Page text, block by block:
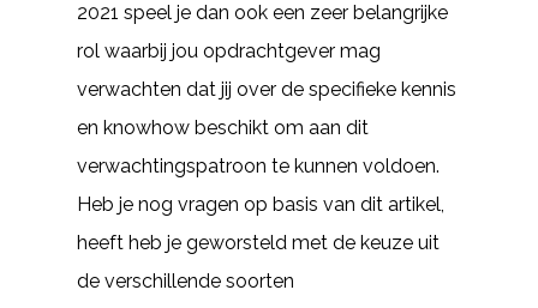
2021 speel je dan ook een zeer belangrijke
rol waarbij jou opdrachtgever mag
verwachten dat jij over de specifieke kennis
en knowhow beschikt om aan dit
verwachtingspatroon te kunnen voldoen.
Heb je nog vragen op basis van dit artikel,
heeft heb je geworsteld met de keuze uit
de verschillende soorten